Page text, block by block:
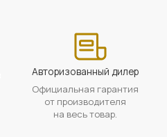
Авторизованный дилер
Официальная гарантия
от производителя
на весь товар.